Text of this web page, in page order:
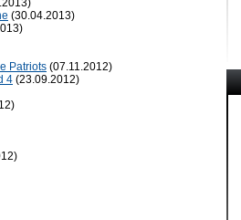
(30.04.2013)
Patriots (07.11.2012)
4 (23.09.2012)